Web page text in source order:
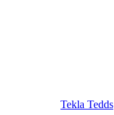
Tekla Tedds